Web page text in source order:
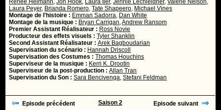
Renee Heimann,Jon Hook, Laura Iler,Jennie Lechleidner,Valerie Nelson,
Laura Peyer, Brianda Romero,Tate Shapeero, Michael Vines
Montage de l'histoire : Emman Sadorra, Dan White
Montage de la musique : Bryan Carrigan,Andrew Ransom
Premier Assistant Réalisateur : Ross Novie
Producteur des effets visuels :Tyler Shanklin
Second Assistant Réalisateur :Arek Bagboudarian
Supervisation du scénario : Hannah Driscoll
Supervisation des Costumes :Thomas Houchins
Superviseur de la musique : Kerri K. Drootin
Superviseur de la post-production :Allan Tran
Supervisation du Son :Sara Bencivenga,Stefani Feldman
Episode précédent Saison 2 Episode suivant